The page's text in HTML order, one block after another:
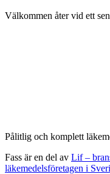
Välkommen åter vid ett
Pålitlig och komplett
Fass är en del av Lif –
läkemedelsföretagen i